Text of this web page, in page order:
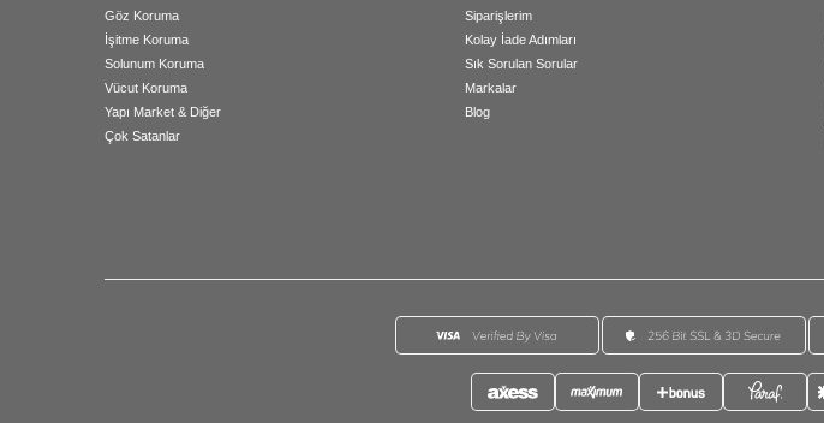
Göz Koruma
İşitme Koruma
Solunum Koruma
Vücut Koruma
Yapı Market & Diğer
Çok Satanlar
Siparişlerim
Kolay İade Adımları
Sık Sorulan Sorular
Markalar
Blog